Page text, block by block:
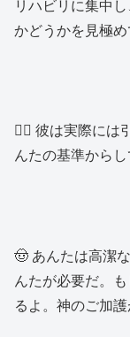
リハビリに集中
かどうかを見極め
🙍‍♂️ 彼は実際には
んたの基準からし
🤠 あんたは高潔
んたが必要だ。
るよ。神のご加護